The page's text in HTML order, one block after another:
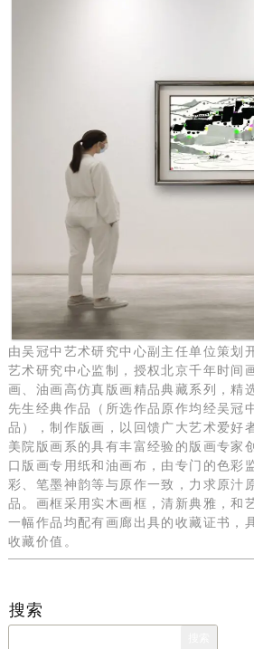
由吴冠中艺术研究中心副主任单位策划
艺术研究中心监制，授权北京千年时间
画、油画高仿真版画精品典藏系列，精
先生经典作品（所选作品原作均经吴冠
品），制作版画，以回馈广大艺术爱好
美院版画系的具有丰富经验的版画专家
口版画专用纸和油画布，由专门的色彩
彩、笔墨神韵等与原作一致，力求原汁
品。画框采用实木画框，清新典雅，和
一幅作品均配有画廊出具的收藏证书，
收藏价值。
搜索